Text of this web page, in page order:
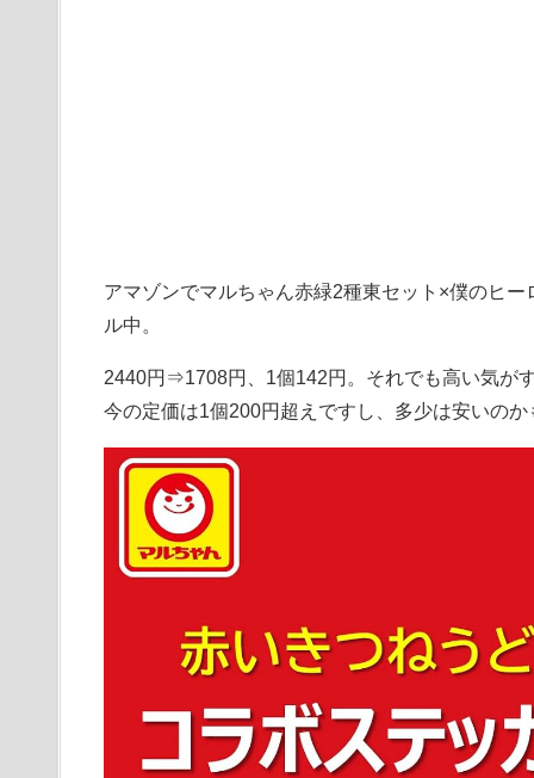
アマゾンでマルちゃん赤緑2種東セット×僕のヒ
ル中。
2440円⇒1708円、1個142円。それでも高い気が
今の定価は1個200円超えですし、多少は安いのか